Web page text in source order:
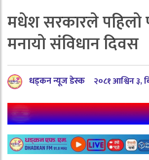
मधेश सरकारले
मनायो संविधान दिवस
धड्कन न्यूज डेस्क २०८१ आश्विन ३,